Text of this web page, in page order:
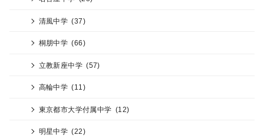
清風中学 (37)
桐朋中学 (66)
立教新座中学 (57)
高輪中学 (11)
東京都市大学付属中学 (12)
明星中学 (22)